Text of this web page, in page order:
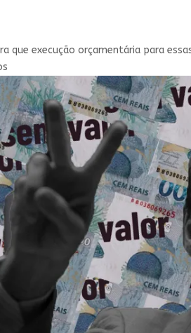
que execução orçamentária para